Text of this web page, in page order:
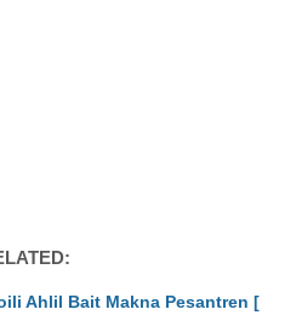
Ahlil Bait Makna Pesantren [